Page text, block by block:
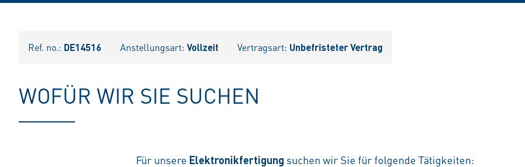
Ref. no.: DE14516 Anstellungsart: Vollzeit Vertragsart: Unbefristeter Vertrag
WOFÜR WIR SIE SUCHEN
Für unsere Elektronikfertigung suchen wir Sie für folgende Tätigkeiten: